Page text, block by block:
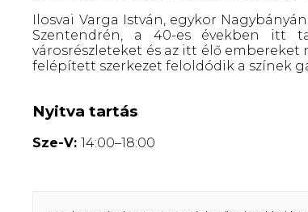
Ilosvai Varga István, egykor
Szentendrén, a 40-es években itt
városrészleteket és az itt élő
felépített szerkezet feloldódik a színek
Nyitva tartás
Sze-V:14:00–18:00